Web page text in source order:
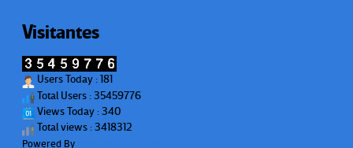
Visitantes
Users Today : 181
Total Users : 35459776
Views Today : 340
Total views : 3418312
Powered By